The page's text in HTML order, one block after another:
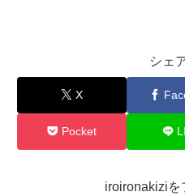
シェ
X
Pocket
iroironakiziを